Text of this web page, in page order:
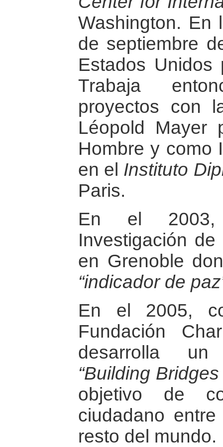
Washington. En
de septiembre
Estados
Trabaja
proyectos con
Léopold Mayer
Hombre y como
en el Instituto
Paris.
En el
Investigación
en Grenoble
“indicador de
En el 2005,
Fundación
desarrolla un
“Building
objetivo de
ciudadano
resto del mundo.